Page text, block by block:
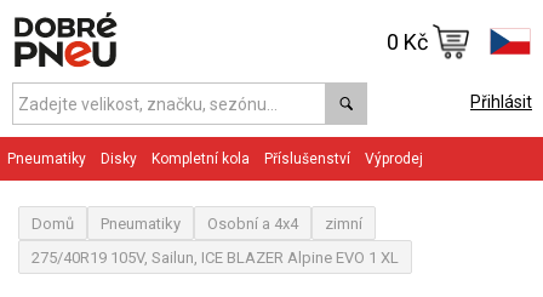
Přihlásit
0 Kč
Pneumatiky Disky Kompletní kola Příslušenství Výprodej
Domů Pneumatiky Osobní a 4x4
zimní
275/40R19 105V, Sailun, ICE BLAZER Alpine EVO 1 XL